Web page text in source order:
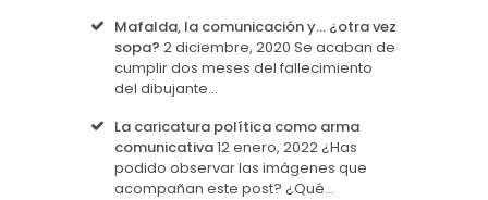
Mafalda, la comunicación y… ¿otra vez
sopa? 2 diciembre, 2020 Se acaban de
cumplir dos meses del fallecimiento
del dibujante…
La caricatura política como arma
comunicativa12 enero, 2022¿Has
podido observar las imágenes que
acompañan este post? ¿Qué…